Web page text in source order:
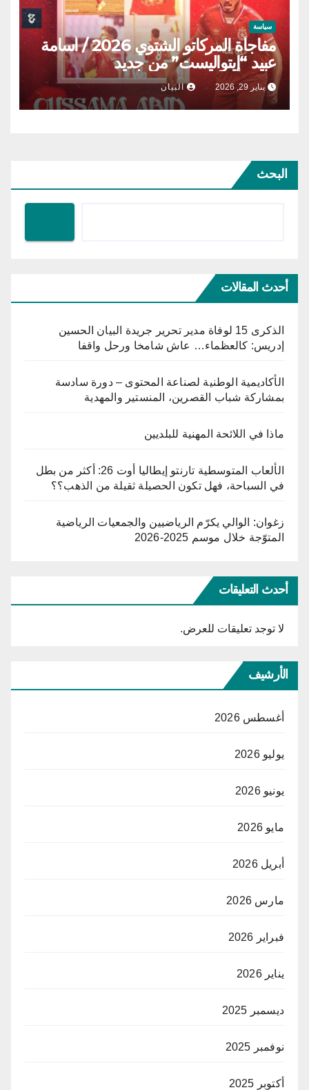
سياسة
مفاجأة المركاتو الشتوي 2026 / أسامة
عبيد “إيتواليست” من جديد
يناير 29, 2026 البيان
البحث
أحدث المقالات
الذكرى 15 لوفاة مدير تحرير جريدة البيان الحسين
إدريس: كالعظماء… عاش شامخا ورحل واقفا
الأكاديمية الوطنية لصناعة المحتوى – دورة سادسة
بمشاركة شباب القصرين، المنستير والمهدية
ماذا في اللائحة المهنية للبلديين
الألعاب المتوسطية تارنتو إيطاليا أوت 26: أكثر من بطل
في السباحة، فهل تكون الحصيلة ثقيلة من الذهب؟؟
زغوان: الوالي يكرّم الرياضيين والجمعيات الرياضية
المتوّجة خلال موسم 2025-2026
أحدث التعليقات
لا توجد تعليقات للعرض.
الأرشيف
أغسطس 2026
يوليو 2026
يونيو 2026
مايو 2026
أبريل 2026
مارس 2026
فبراير 2026
يناير 2026
ديسمبر 2025
نوفمبر 2025
أكتوبر 2025